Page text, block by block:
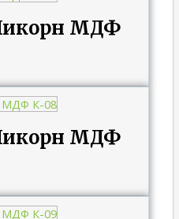
МДФ
МДФ